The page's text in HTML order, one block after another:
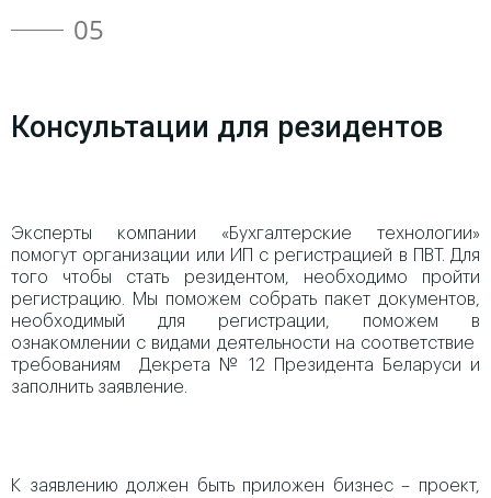
05
Консультации для резидентов
Эксперты компании «Бухгалтерские технологии»
помогут организации или ИП с регистрацией в ПВТ. Для
того чтобы стать резидентом, необходимо пройти
регистрацию. Мы поможем собрать пакет документов,
необходимый для регистрации, поможем в
ознакомлении с видами деятельности на соответствие
требованиям Декрета № 12 Президента Беларуси и
заполнить заявление.
К заявлению должен быть приложен бизнес – проект,